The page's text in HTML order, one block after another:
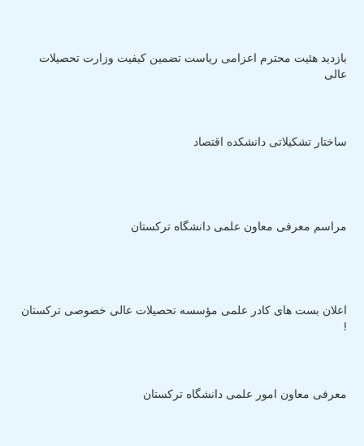
بازدید هئیت محترم اعزامی ریاست تضمین کیفیت وزارت تحصیلات
عالی
ساختار تشکیلاتی دانشکده اقتصاد
مراسم معرفی معاون علمی دانشگاه ترکستان
اعلان بست های کادر علمی مؤسسه تحصیلات عالی خصوصی ترکستان
!
معرفی معاون امور علمی دانشگاه ترکستان